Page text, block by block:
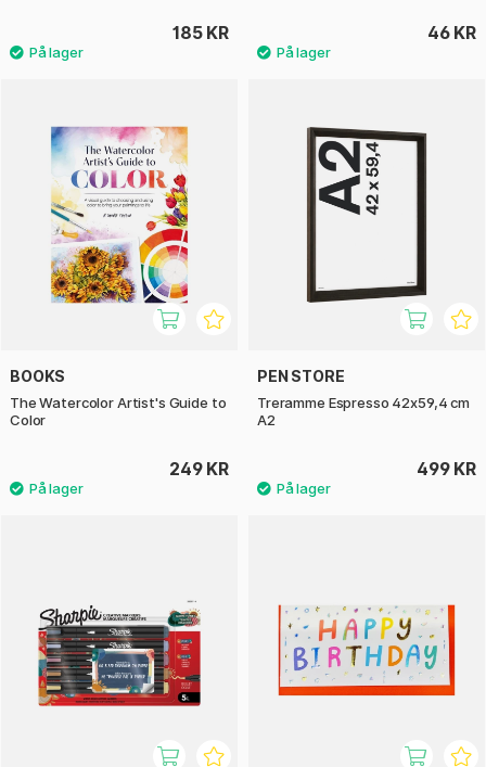
185 KR 46 KR
BOOKS
The Watercolor Artist's Guide to
Color
249 KR
PEN STORE
Treramme Espresso 42x59,4 cm
A2
499 KR